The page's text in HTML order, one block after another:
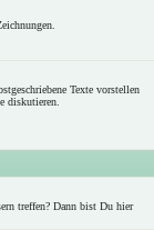
Texte vorstellen
diskutieren.
treffen? Dann bist Du hier